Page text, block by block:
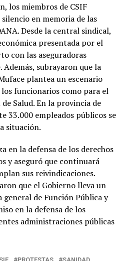
los miembros de CSIF
en memoria de las
Desde la central sindical,
presentada por el
con las aseguradoras
subrayaron que la
plantea un escenario
funcionarios como para el
Salud. En la provincia de
33.000 empleados públicos se
situación.
en la defensa de los derechos
y aseguró que continuará
sus reivindicaciones.
que el Gobierno lleva un
general de Función Pública y
en la defensa de los
administraciones públicas